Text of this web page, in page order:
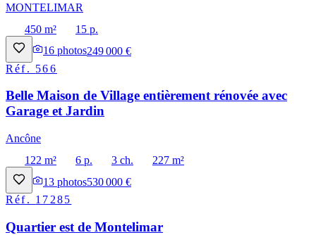
MONTELIMAR
450 m²
15 p.
16 photos249 000 €
Réf. 566
Belle Maison de Village entièrement rénovée avec
Garage et Jardin
Ancône
122 m²
6 p. 3 ch.
227 m²
13 photos530 000 €
Réf. 17285
Quartier est de Montelimar